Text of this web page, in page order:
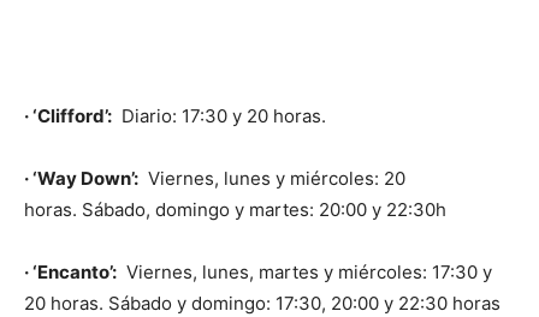
· ‘Clifford’: Diario: 17:30 y 20 horas.
· ‘Way Down’: Viernes, lunes y miércoles: 20
horas. Sábado, domingo y martes: 20:00 y 22:30h
· ‘Encanto’: Viernes, lunes, martes y miércoles: 17:30 y
20 horas. Sábado y domingo: 17:30, 20:00 y 22:30 horas